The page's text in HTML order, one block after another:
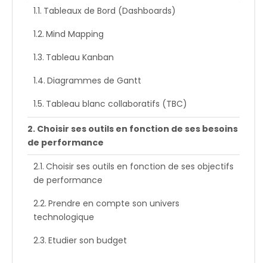
Tableaux de Bord (Dashboards)
Mind Mapping
Tableau Kanban
Diagrammes de Gantt
Tableau blanc collaboratifs (TBC)
Choisir ses outils en fonction de ses besoins
de performance
Choisir ses outils en fonction de ses objectifs
de performance
Prendre en compte son univers
technologique
Etudier son budget